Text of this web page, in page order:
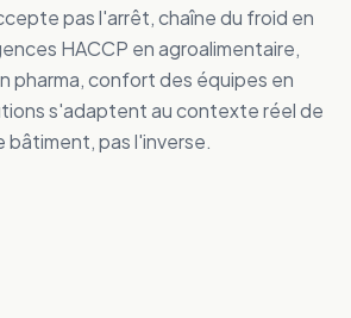
pas l'arrêt, chaîne du froid en
HACCP en agroalimentaire,
pharma, confort des équipes en
s'adaptent au contexte réel de
bâtiment, pas l'inverse.